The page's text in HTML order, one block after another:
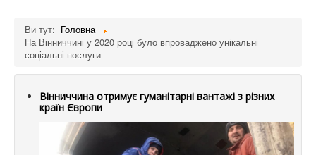
Ви тут: Головна
На Вінниччині у 2020 році було впроваджено унікальні
соціальні послуги
Вінниччина отримує гуманітарні вантажі з різних
країн Європи